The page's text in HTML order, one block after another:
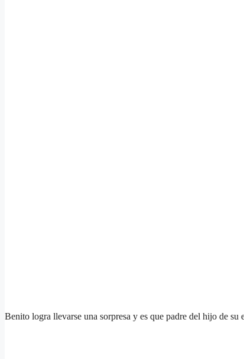
Benito logra llevarse una sorpresa y es que padre del hijo de